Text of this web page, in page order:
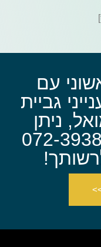
עם
גביית
ניתן
ב- 072-3938567